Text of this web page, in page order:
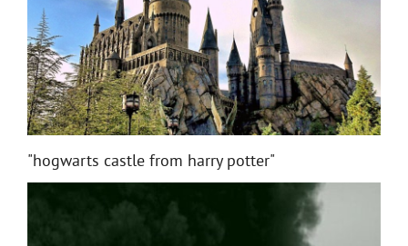
"hogwarts castle from harry potter"